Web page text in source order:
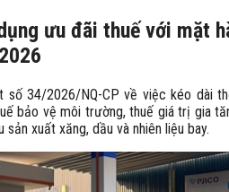
ưu đãi thuế với mặt
số 34/2026/NQ-CP về việc kéo dài
bảo vệ môi trường, thuế giá trị gia
xuất xăng, dầu và nhiên liệu bay.